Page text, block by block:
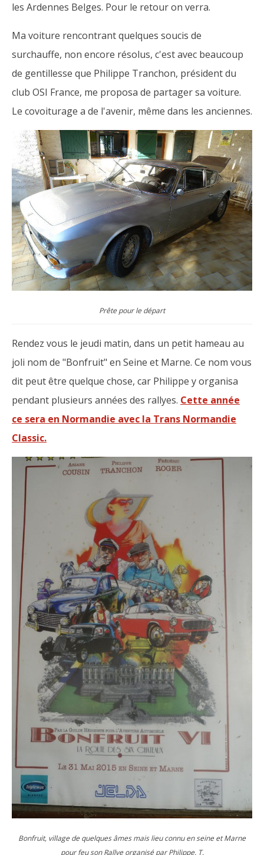
les Ardennes Belges. Pour le retour on verra.
Ma voiture rencontrant quelques soucis de
surchauffe, non encore résolus, c'est avec beaucoup
de gentillesse que Philippe Tranchon, président du
club OSI France, me proposa de partager sa voiture.
Le covoiturage a de l'avenir, même dans les anciennes.
Prête pour le départ
Rendez vous le jeudi matin, dans un petit hameau au
joli nom de "Bonfruit" en Seine et Marne. Ce nom vous
dit peut être quelque chose, car Philippe y organisa
pendant plusieurs années des rallyes. Cette année
ce sera en Normandie avec la Trans Normandie
Classic.
Bonfruit, village de quelques âmes mais lieu connu en seine et Marne
pour feu son Rallye organisé par Philippe. T.